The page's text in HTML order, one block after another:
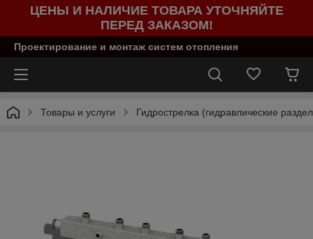
ЦЕНЫ И НАЛИЧИЕ ТОВАРА УТОЧНЯЙТЕ
ПЕРЕД ЗАКАЗОМ!
Проектирование и монтаж систем отопления
Товары и услуги Гидрострелка (гидравлические